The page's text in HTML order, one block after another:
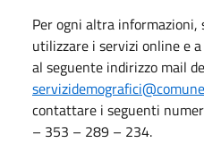
Per ogni altra
utilizzare i servizi online e
al seguente indirizzo mail
contattare i seguenti
– 353 – 289 – 234.